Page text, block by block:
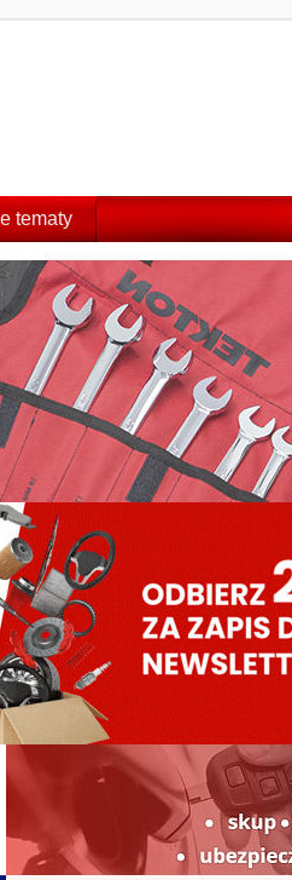
tematy